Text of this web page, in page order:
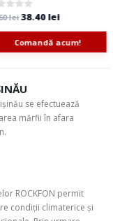
5
38.40lei
Comandă acum!
se efectuează
mărfii în afara
ROCKFON permit
condiții climaterice și